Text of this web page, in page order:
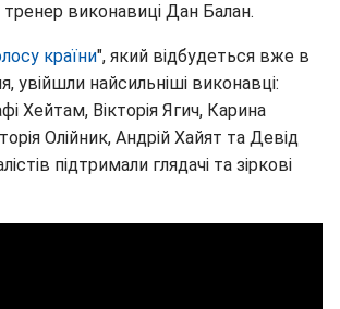
виконавиці Дан Балан.
країни", який відбудеться вже в
увійшли найсильніші виконавці:
Хейтам, Вікторія Ягич, Карина
Олійник, Андрій Хайят та Девід
підтримали глядачі та зіркові